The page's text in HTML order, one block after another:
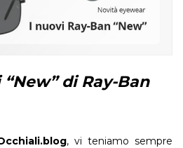
di Ray-Ban
, vi teniamo sempre